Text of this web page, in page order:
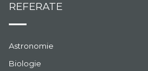
REFERATE
Astronomie
Biologie